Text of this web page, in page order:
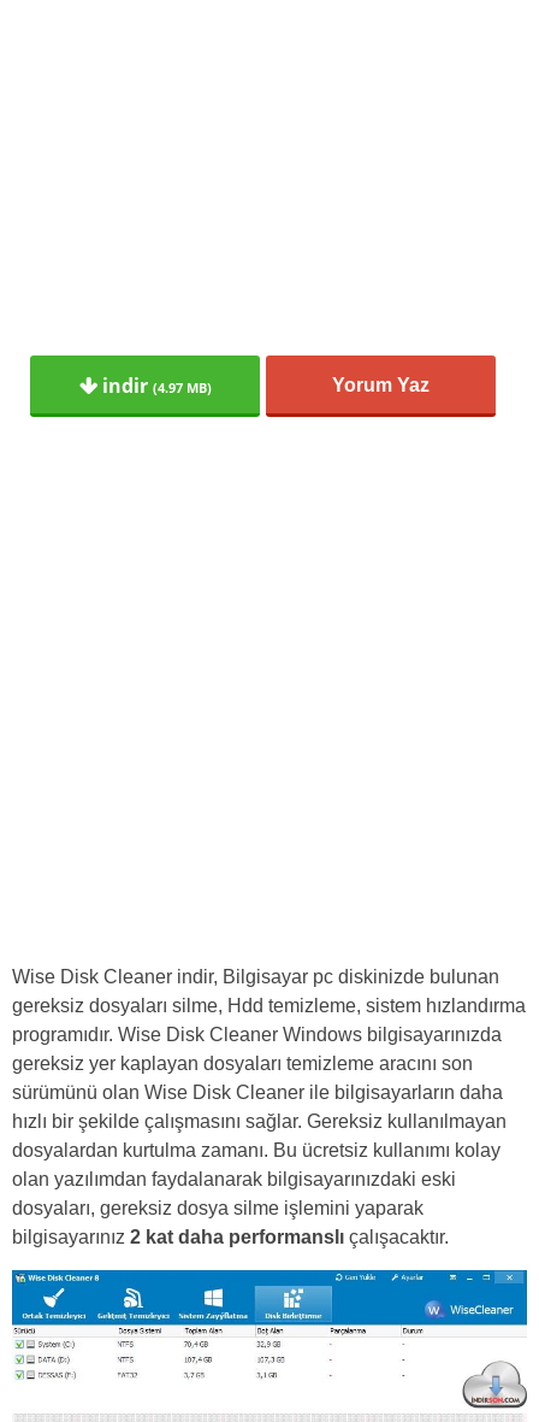
indir (4.97 MB) Yorum Yaz
Wise Disk Cleaner indir, Bilgisayar pc diskinizde bulunan
gereksiz dosyaları silme, Hdd temizleme, sistem hızlandırma
programıdır. Wise Disk Cleaner Windows bilgisayarınızda
gereksiz yer kaplayan dosyaları temizleme aracını son
sürümünü olan Wise Disk Cleaner ile bilgisayarların daha
hızlı bir şekilde çalışmasını sağlar. Gereksiz kullanılmayan
dosyalardan kurtulma zamanı. Bu ücretsiz kullanımı kolay
olan yazılımdan faydalanarak bilgisayarınızdaki eski
dosyaları, gereksiz dosya silme işlemini yaparak
bilgisayarınız 2 kat daha performanslı çalışacaktır.